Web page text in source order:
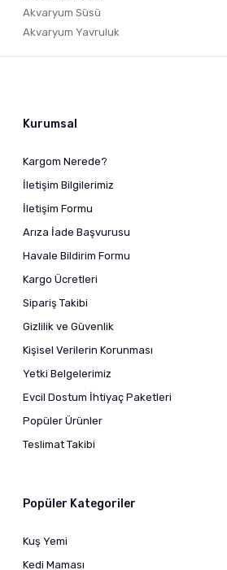
Akvaryum Süsü
Akvaryum Yavruluk
Kurumsal
Kargom Nerede?
İletişim Bilgilerimiz
İletişim Formu
Arıza İade Başvurusu
Havale Bildirim Formu
Kargo Ücretleri
Sipariş Takibi
Gizlilik ve Güvenlik
Kişisel Verilerin Korunması
Yetki Belgelerimiz
Evcil Dostum İhtiyaç Paketleri
Popüler Ürünler
Teslimat Takibi
Popüler Kategoriler
Kuş Yemi
Kedi Maması